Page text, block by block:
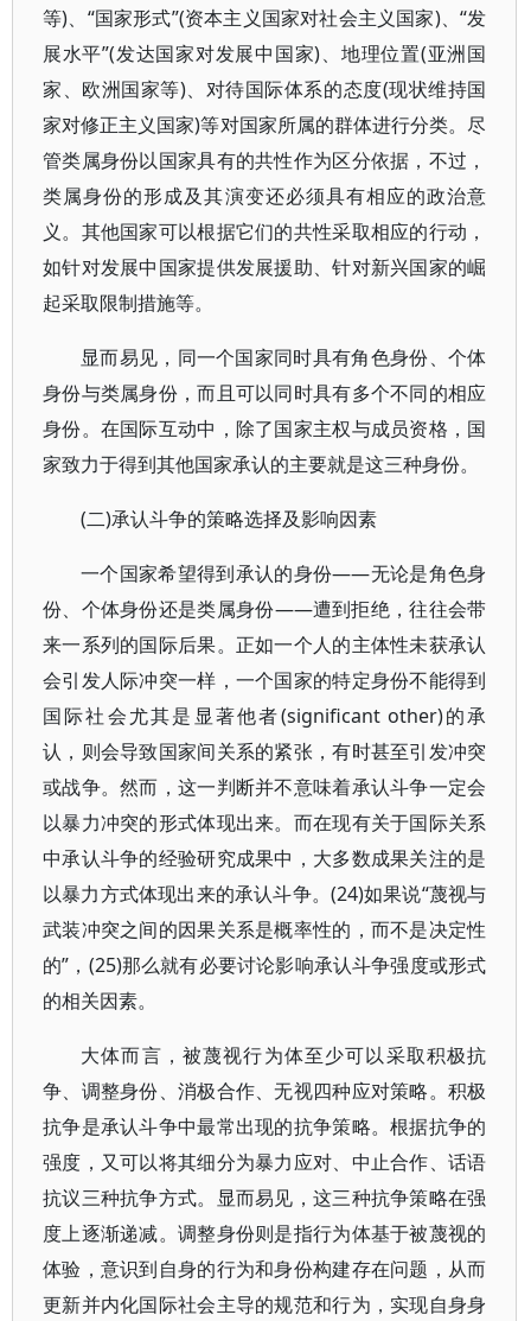
等)、“国家形式”(资本主义国家对社会主义国家)、“发
展水平”(发达国家对发展中国家)、地理位置(亚洲国
家、欧洲国家等)、对待国际体系的态度(现状维持国
家对修正主义国家)等对国家所属的群体进行分类。尽
管类属身份以国家具有的共性作为区分依据，不过，
类属身份的形成及其演变还必须具有相应的政治意
义。其他国家可以根据它们的共性采取相应的行动，
如针对发展中国家提供发展援助、针对新兴国家的崛
起采取限制措施等。
显而易见，同一个国家同时具有角色身份、个体
身份与类属身份，而且可以同时具有多个不同的相应
身份。在国际互动中，除了国家主权与成员资格，国
家致力于得到其他国家承认的主要就是这三种身份。
(二)承认斗争的策略选择及影响因素
一个国家希望得到承认的身份——无论是角色身
份、个体身份还是类属身份——遭到拒绝，往往会带
来一系列的国际后果。正如一个人的主体性未获承认
会引发人际冲突一样，一个国家的特定身份不能得到
国际社会尤其是显著他者(significant other)的承
认，则会导致国家间关系的紧张，有时甚至引发冲突
或战争。然而，这一判断并不意味着承认斗争一定会
以暴力冲突的形式体现出来。而在现有关于国际关系
中承认斗争的经验研究成果中，大多数成果关注的是
以暴力方式体现出来的承认斗争。(24)如果说“蔑视与
武装冲突之间的因果关系是概率性的，而不是决定性
的”，(25)那么就有必要讨论影响承认斗争强度或形式
的相关因素。
大体而言，被蔑视行为体至少可以采取积极抗
争、调整身份、消极合作、无视四种应对策略。积极
抗争是承认斗争中最常出现的抗争策略。根据抗争的
强度，又可以将其细分为暴力应对、中止合作、话语
抗议三种抗争方式。显而易见，这三种抗争策略在强
度上逐渐递减。调整身份则是指行为体基于被蔑视的
体验，意识到自身的行为和身份构建存在问题，从而
更新并内化国际社会主导的规范和行为，实现自身身